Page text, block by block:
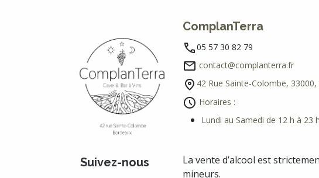
ComplanTerra
05 57 30 82 79
contact@complanterra.fr
42 Rue Sainte-Colombe,
Horaires :
Lundi au Samedi de 12 h à 23
La vente d’alcool est
mineurs.
Suivez-nous